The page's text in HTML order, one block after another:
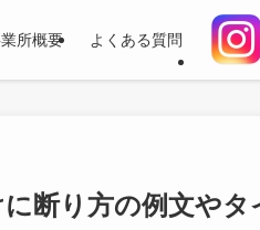
所概要 よくある質問
断り方の例文や